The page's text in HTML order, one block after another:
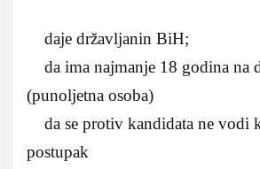
daje državljanin BiH;
da ima najmanje 18 godina na
(punoljetna osoba)
da se protiv kandidata ne vodi
postupak